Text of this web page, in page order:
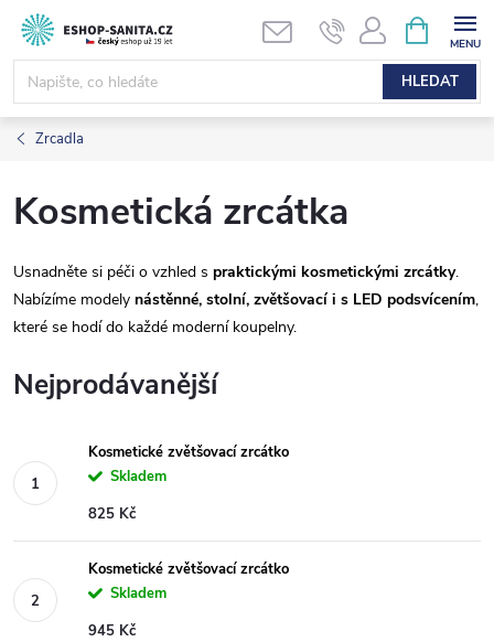
Přejít
obsah
HLEDAT
NÁKUPNÍ
KOŠÍK
Zrcadla
Kosmetická zrcátka
Usnadněte si péči o vzhled s praktickými kosmetickými zrcátky.
Nabízíme modely nástěnné, stolní, zvětšovací i s LED podsvícením,
které se hodí do každé moderní koupelny.
Nejprodávanější
Kosmetické zvětšovací zrcátko
Skladem
825 Kč
Kosmetické zvětšovací zrcátko
Skladem
945 Kč